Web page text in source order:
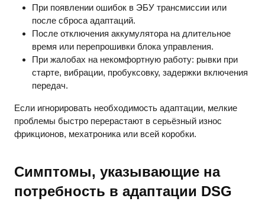
При появлении ошибок в ЭБУ трансмиссии или
после сброса адаптаций.
После отключения аккумулятора на длительное
время или перепрошивки блока управления.
При жалобах на некомфортную работу: рывки при
старте, вибрации, пробуксовку, задержки включения
передач.
Если игнорировать необходимость адаптации, мелкие
проблемы быстро перерастают в серьёзный износ
фрикционов, мехатроника или всей коробки.
Симптомы, указывающие на
потребность в адаптации DSG